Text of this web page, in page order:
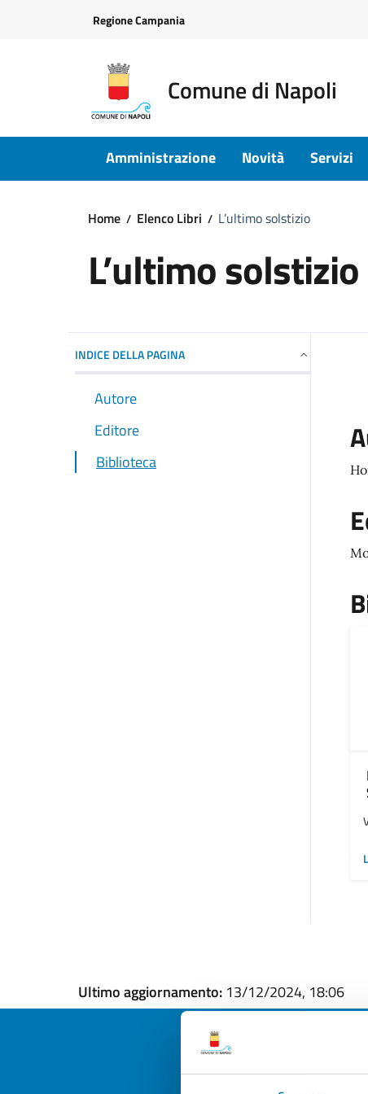
Regione Campania
Comune di Napoli
Amministrazione Novità Servizi
Home Elenco Libri L’ultimo solstizio
L’ultimo solstizio
INDICE DELLA PAGINA
Autore
Editore
Biblioteca
Ultimo aggiornamento: 13/12/2024, 18:06